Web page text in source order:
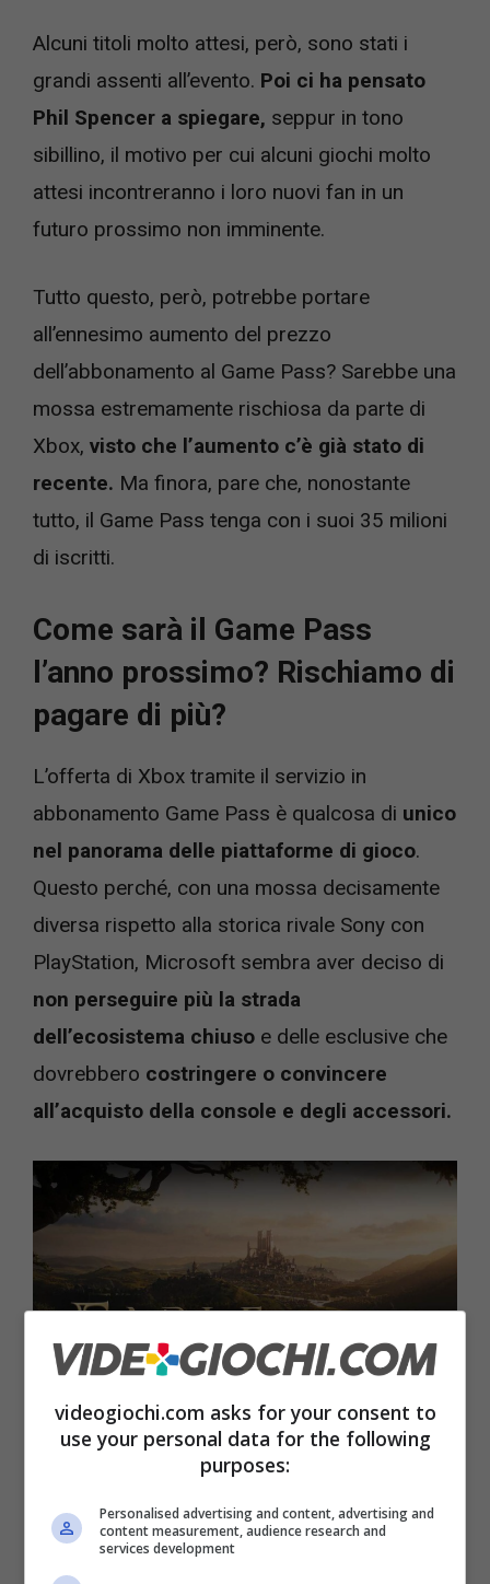
Alcuni titoli molto attesi, però, sono stati i
grandi assenti all’evento. Poi ci ha pensato
Phil Spencer a spiegare, seppur in tono
sibillino, il motivo per cui alcuni giochi molto
attesi incontreranno i loro nuovi fan in un
futuro prossimo non imminente.
Tutto questo, però, potrebbe portare
all’ennesimo aumento del prezzo
dell’abbonamento al Game Pass? Sarebbe una
mossa estremamente rischiosa da parte di
Xbox, visto che l’aumento c’è già stato di
recente. Ma finora, pare che, nonostante
tutto, il Game Pass tenga con i suoi 35 milioni
di iscritti.
Come sarà il Game Pass
l’anno prossimo? Rischiamo di
pagare di più?
L’offerta di Xbox tramite il servizio in
abbonamento Game Pass è qualcosa di unico
nel panorama delle piattaforme di gioco.
Questo perché, con una mossa decisamente
diversa rispetto alla storica rivale Sony con
PlayStation, Microsoft sembra aver deciso di
non perseguire più la strada
dell’ecosistema chiuso e delle esclusive che
dovrebbero costringere o convincere
all’acquisto della console e degli accessori.
Come sarà il Game Pass l’anno prossimo? Rischiamo di
Per Xbox, si tratta invece di riuscire ad
videogiochi.com asks for your consent to
use your personal data for the following
purposes:
Personalised advertising and content, advertising and
content measurement, audience research and
services development